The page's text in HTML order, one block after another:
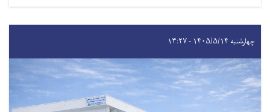
چهارشنبه ۱۴۰۵/۵/۱۴ - ۱۳:۲۷